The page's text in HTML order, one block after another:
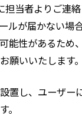
担当者よりご連
ルが届かない場
能性があるため
願いいたします。
置し、ユーザー
。